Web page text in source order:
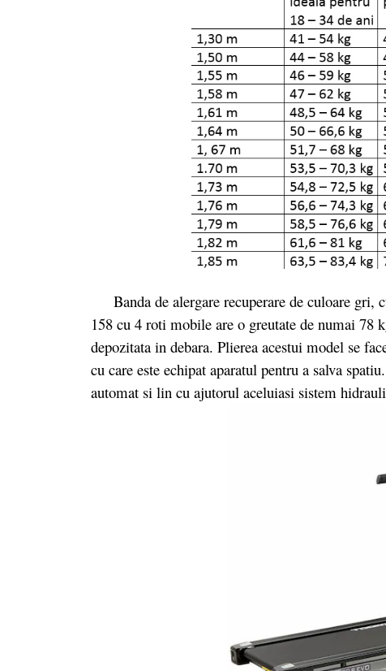
Banda de alergare recuperare de culoare
158 cu 4 roti mobile are o greutate de numai 78
depozitata in debara. Plierea acestui model se
cu care este echipat aparatul pentru a salva
automat si lin cu ajutorul aceluiasi sistem